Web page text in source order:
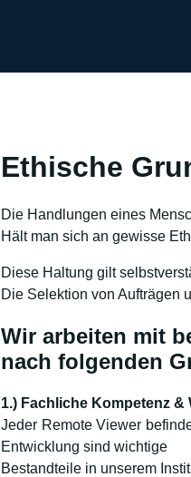
Ethische
Die Handlungen eines
Hält man sich an gewisse
Diese Haltung gilt
Die Selektion von Aufträgen
Wir arbeiten mit
nach folgenden
1.) Fachliche Kompetenz &
Jeder Remote Viewer
Entwicklung sind wichtige
Bestandteile in unserem